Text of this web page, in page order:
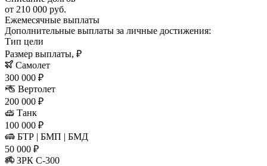
от 210 000 руб.
Ежемесячные выплаты
Дополнительные выплаты за личные достижения:
Тип цели
Размер выплаты, ₽
Самолет
300 000 ₽
Вертолет
200 000 ₽
Танк
100 000 ₽
БТР | БМП | БМД
50 000 ₽
ЗРК С-300